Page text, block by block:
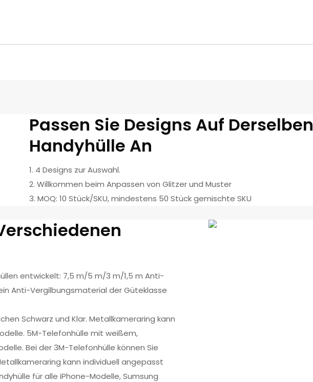
Passen Sie Designs Auf Derselben
Handyhülle An
1. 4 Designs zur Auswahl.
2. Willkommen beim Anpassen von Glitzer und Muster
3. MOQ: 10 Stück/SKU, mindestens 50 Stück gemischte SKU
entwickelt: 7,5 m/5 m/3 m/1,5 m Anti-
Anti-Vergilbungsmaterial der Güteklasse
Schwarz und Klar. Metallkameraring kann
5M-Telefonhülle mit weißem,
Bei der 3M-Telefonhülle können Sie
kann individuell angepasst
für alle iPhone-Modelle, Sumsung